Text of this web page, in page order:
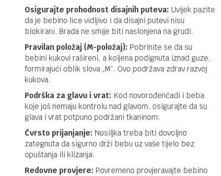
Osigurajte prohodnost disajnih puteva: Uvijek pazite
da je bebino lice vidljivo i da disajni putevi nisu
blokirani. Brada ne smije biti naslonjena na grudi.
Pravilan položaj (M-položaj): Pobrinite se da su
bebini kukovi rašireni, a koljena podignuta iznad guze,
formirajući oblik slova „M“. Ovo podržava zdrav razvoj
kukova.
Podrška za glavu i vrat: Kod novorođenčadi i beba
koje još nemaju kontrolu nad glavom, osigurajte da su
glava i vrat potpuno podržani tkaninom.
Čvrsto prijanjanje: Nosiljka treba biti dovoljno
zategnuta da sigurno drži bebu uz vaše tijelo bez
opuštanja ili klizanja.
Redovne provjere: Povremeno provjeravajte bebino